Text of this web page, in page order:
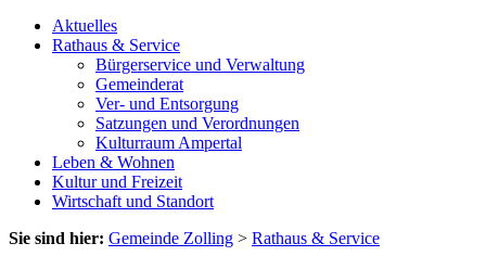
Aktuelles
Rathaus & Service
Bürgerservice und Verwaltung
Gemeinderat
Ver- und Entsorgung
Satzungen und Verordnungen
Kulturraum Ampertal
Leben & Wohnen
Kultur und Freizeit
Wirtschaft und Standort
Sie sind hier: Gemeinde Zolling > Rathaus & Service